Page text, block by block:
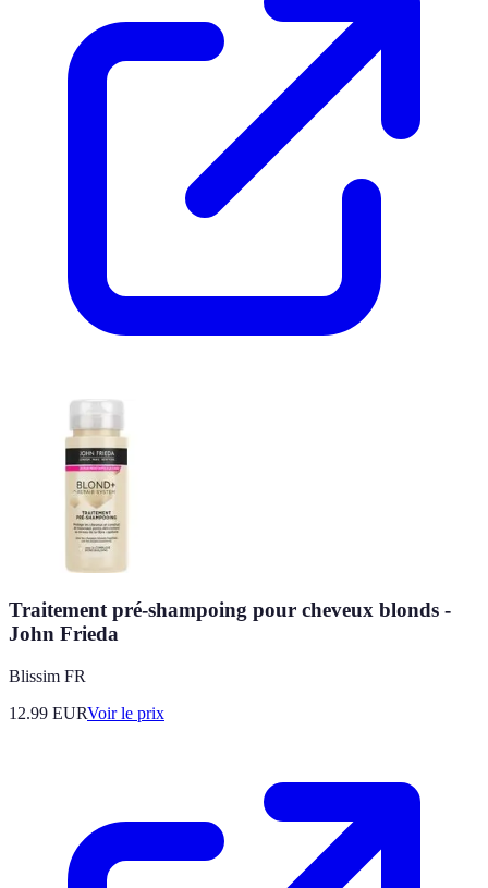
Traitement pré-shampoing pour cheveux blonds -
John Frieda
Blissim FR
12.99 EURVoir le prix